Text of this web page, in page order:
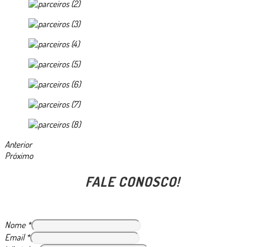
Anterior
Próximo
FALE CONOSCO!
Nome *
Email*